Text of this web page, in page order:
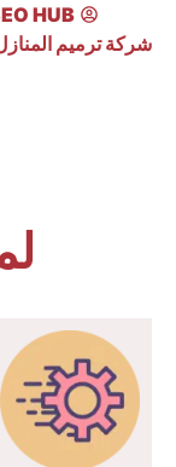
HUB